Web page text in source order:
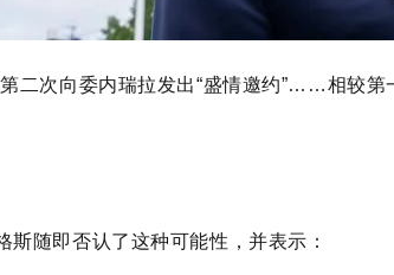
二次向委内瑞拉发出“盛情邀约”……相较第
斯随即否认了这种可能性，并表示：